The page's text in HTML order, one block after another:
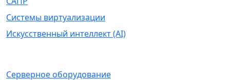
Системы виртуализации
Искусственный интеллект (AI)
Серверное оборудование